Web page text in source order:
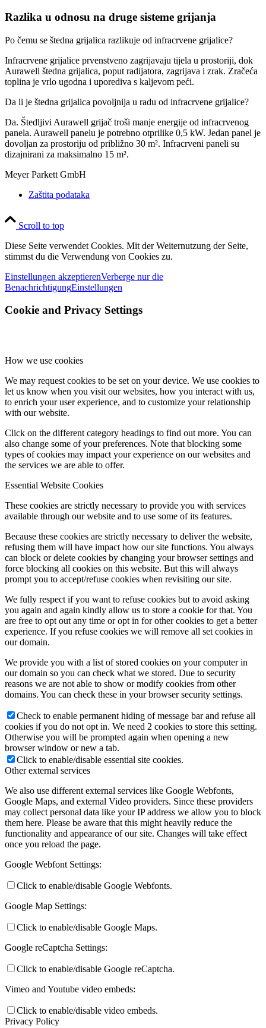
Razlika u odnosu na druge sisteme grijanja
Po čemu se štedna grijalica razlikuje od infracrvene grijalice?
Infracrvene grijalice prvenstveno zagrijavaju tijela u prostoriji, dok
Aurawell štedna grijalica, poput radijatora, zagrijava i zrak. Zračeća
toplina je vrlo ugodna i uporediva s kaljevom peći.
Da li je štedna grijalica povoljnija u radu od infracrvene grijalice?
Da. Štedljivi Aurawell grijač troši manje energije od infracrvenog
panela. Aurawell panelu je potrebno otprilike 0,5 kW. Jedan panel je
dovoljan za prostoriju od približno 30 m². Infracrveni paneli su
dizajnirani za maksimalno 15 m².
Meyer Parkett GmbH
Zaštita podataka
Scroll to top
Diese Seite verwendet Cookies. Mit der Weiternutzung der Seite,
stimmst du die Verwendung von Cookies zu.
Einstellungen akzeptierenVerberge nur die
BenachrichtigungEinstellungen
Cookie and Privacy Settings
How we use cookies
We may request cookies to be set on your device. We use cookies to
let us know when you visit our websites, how you interact with us,
to enrich your user experience, and to customize your relationship
with our website.
Click on the different category headings to find out more. You can
also change some of your preferences. Note that blocking some
types of cookies may impact your experience on our websites and
the services we are able to offer.
Essential Website Cookies
These cookies are strictly necessary to provide you with services
available through our website and to use some of its features.
Because these cookies are strictly necessary to deliver the website,
refusing them will have impact how our site functions. You always
can block or delete cookies by changing your browser settings and
force blocking all cookies on this website. But this will always
prompt you to accept/refuse cookies when revisiting our site.
We fully respect if you want to refuse cookies but to avoid asking
you again and again kindly allow us to store a cookie for that. You
are free to opt out any time or opt in for other cookies to get a better
experience. If you refuse cookies we will remove all set cookies in
our domain.
We provide you with a list of stored cookies on your computer in
our domain so you can check what we stored. Due to security
reasons we are not able to show or modify cookies from other
domains. You can check these in your browser security settings.
Check to enable permanent hiding of message bar and refuse all
cookies if you do not opt in. We need 2 cookies to store this setting.
Otherwise you will be prompted again when opening a new
browser window or new a tab.
Click to enable/disable essential site cookies.
Other external services
We also use different external services like Google Webfonts,
Google Maps, and external Video providers. Since these providers
may collect personal data like your IP address we allow you to block
them here. Please be aware that this might heavily reduce the
functionality and appearance of our site. Changes will take effect
once you reload the page.
Google Webfont Settings:
Click to enable/disable Google Webfonts.
Google Map Settings:
Click to enable/disable Google Maps.
Google reCaptcha Settings:
Click to enable/disable Google reCaptcha.
Vimeo and Youtube video embeds:
Click to enable/disable video embeds.
Privacy Policy